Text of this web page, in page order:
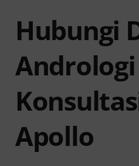
Hubungi
Apollo